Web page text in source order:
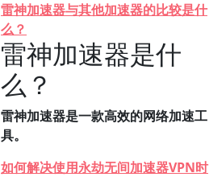
雷神加速器与其他加速器的比较是什
么？
雷神加速器是什
么？
雷神加速器是一款高效的网络加速工
具。
如何解决使用永劫无间加速器VPN时